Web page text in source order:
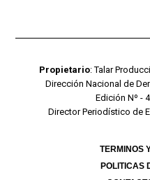
Propietario: Talar
Dirección Nacional de
Edición Nº -
Director Periodístico de
TERMINOS
POLITICAS